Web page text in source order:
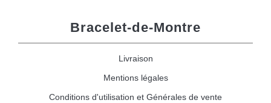
Bracelet-de-Montre
Livraison
Mentions légales
Conditions d'utilisation et Générales de vente